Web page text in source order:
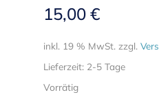
15,00 €
inkl. 19 % MwSt. zzgl.
Lieferzeit: 2-5 Tage
Vorrätig